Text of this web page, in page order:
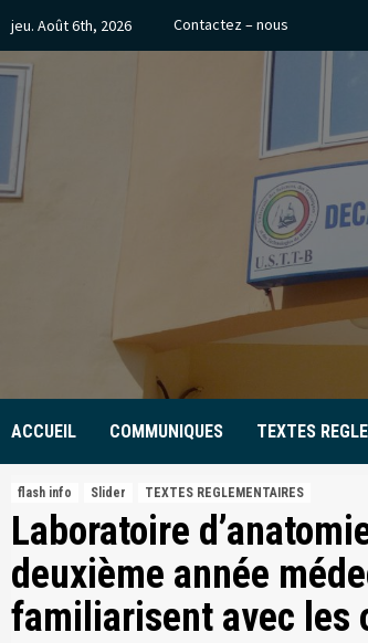
to
content
jeu. Août 6th, 2026 Contactez – nous
ACCUEIL COMMUNIQUES TEXTES
flash info Slider TEXTES REGLEMENTAIRES
Laboratoire
deuxième année
familiarisent avec les